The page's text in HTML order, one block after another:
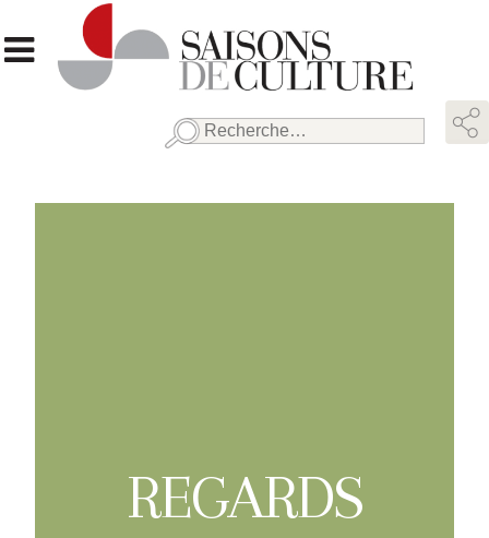
Rechercher :
REGARDS